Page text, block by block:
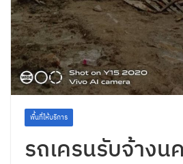
พื้นที่ให้บริการ
รถเครนรับจ้างน